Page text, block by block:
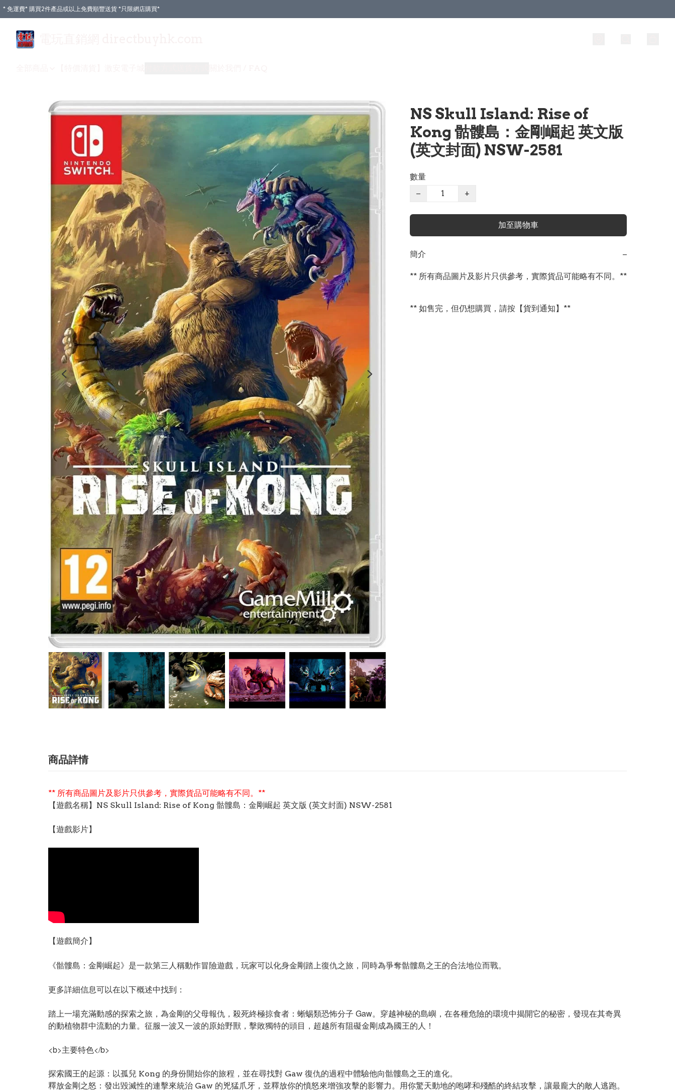
* 免運費* 購買2件產品或以上免費順豐送貨 *只限網店購買*
NS Skull Island: Rise of
Kong 骷髏島：金剛崛起 英文版
(英文封面) NSW-2581
數量
−
+
加至購物車
簡介 −
** 所有商品圖片及影片只供參考，實際貨品可能略有不同。**
** 如售完，但仍想購買，請按【貨到通知】**
商品詳情
** 所有商品圖片及影片只供參考，實際貨品可能略有不同。**
【遊戲名稱】NS Skull Island: Rise of Kong 骷髏島：金剛崛起 英文版 (英文封面) NSW-2581
【遊戲影片】
【遊戲簡介】
《骷髏島：金剛崛起》是一款第三人稱動作冒險遊戲，玩家可以化身金剛踏上復仇之旅，同時為爭奪骷髏島之王的合法地位而戰。
更多詳細信息可以在以下概述中找到：
踏上一場充滿動感的探索之旅，為金剛的父母報仇，殺死終極掠食者：蜥蜴類恐怖分子 Gaw。穿越神秘的島嶼，在各種危險的環境中揭開它的秘密，發現在其奇異
的動植物群中流動的力量。征服一波又一波的原始野獸，擊敗獨特的頭目，超越所有阻礙金剛成為國王的人！
<b>主要特色</b>
探索國王的起源：以孤兒 Kong 的身份開始你的旅程，並在尋找對 Gaw 復仇的過程中體驗他向骷髏島之王的進化。
釋放金剛之怒：發出毀滅性的連擊來統治 Gaw 的兇猛爪牙，並釋放你的憤怒來增強攻擊的影響力。用你驚天動地的咆哮和殘酷的終結攻擊，讓最龐大的敵人逃跑。